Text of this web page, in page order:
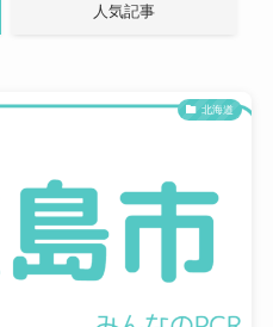
人気記事
北海道